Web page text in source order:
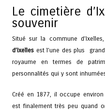
Le cimetière
souvenir
Situé sur la commune
d’Ixelles est l’une des plus
royaume en termes de
personnalités qui y sont
Créé en 1877, il occupe
est finalement très peu quand